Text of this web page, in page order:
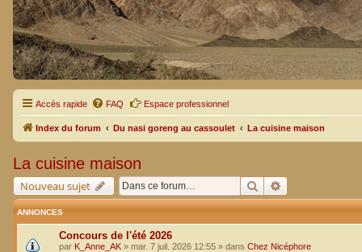
Accès rapide FAQ Espace professionnel
Index du forum Du nasi goreng au cassoulet La cuisine maison
La cuisine maison
Nouveau sujet Rechercher
ANNONCES
Concours de l'été 2026
par K_Anne_AK » mar. 7 juil. 2026 12:55 » dans Chez Nicéphore